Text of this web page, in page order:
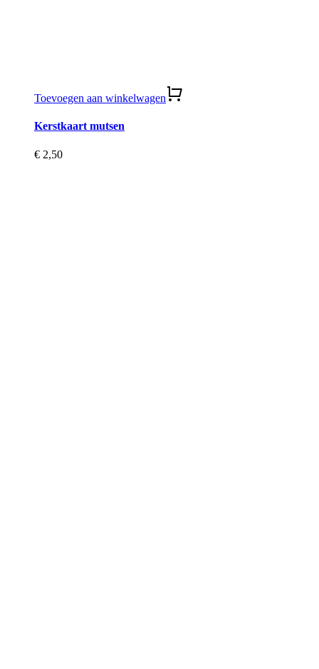
Toevoegen aan winkelwagen
Kerstkaart mutsen
€ 2,50